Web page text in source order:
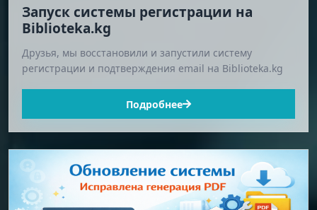
Запуск системы регистрации на
Biblioteka.kg
Друзья, мы восстановили и запустили систему
регистрации и подтверждения email на Biblioteka.kg
Подробнее